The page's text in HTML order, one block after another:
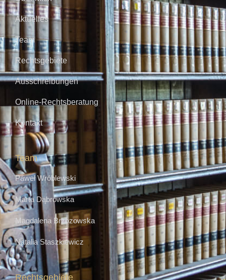
Aktuelles
Team
Rechtsgebiete
Ausschreibungen
Online-Rechtsberatung
Kontakt
Team
Paweł Wróblewski
Marta Dąbrowska
Magdalena Brzozowska
Natalia Staszkiewicz
Rechtsgebiete